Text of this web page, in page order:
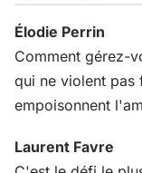
Élodie Perrin
Comment gérez-
qui ne violent pas
empoisonnent
Laurent Favre